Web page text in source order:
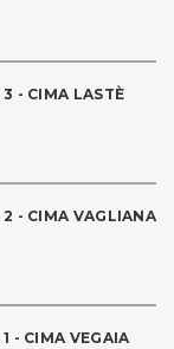
- CIMA LASTÈ
- CIMA VAGLIANA
- CIMA VEGAIA